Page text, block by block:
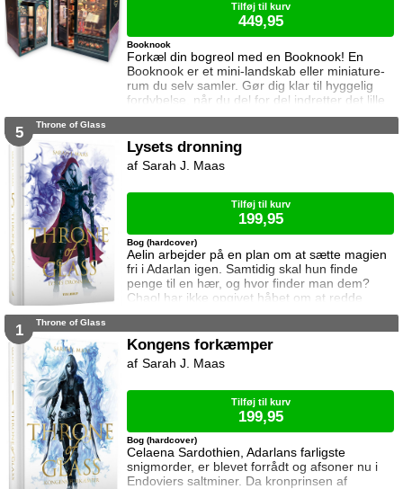
Forkæl din bogreol med en Booknook! En
Booknook er et mini-landskab eller miniature-
rum du selv samler. Gør dig klar til hyggelig
fordybelse, når du del for del indretter det lille
rum med de fineste detaljer. Med lukkede
og med det indbyggede lys, pynter den også i
mørke. I denne booknook går døren op og i til
uglens charmerende lille boghandel, som med
Booknook
Tilføj til kurv
449,95
5 Throne of Glass
Lysets dronning
Aelin arbejder på en plan om at sætte magien
fri i Adarlan igen. Samtidig skal hun finde
penge til en hær, og hvor finder man dem?
Chaol har ikke opgivet håbet om at redde
Dorian. Det bliver dog konstant sværere at
ønskedrøm, for prinsen lader til at have
opgivet kampen. Manon plages af
samvittighedskvaler og presses fra alle sider.
Bog (hardcover)
Sarah J. Maas
Tilføj til kurv
199,95
1 Throne of Glass
Kongens forkæmper
Celaena Sardothien, Adarlans farligste
snigmorder, er blevet forrådt og afsoner nu i
Endoviers saltminer. Da kronprinsen af
Bog (hardcover)
Sarah J. Maas
Tilføj til kurv
199,95